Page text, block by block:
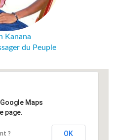
Kanana
du Peuple
Maps
page.
? OK